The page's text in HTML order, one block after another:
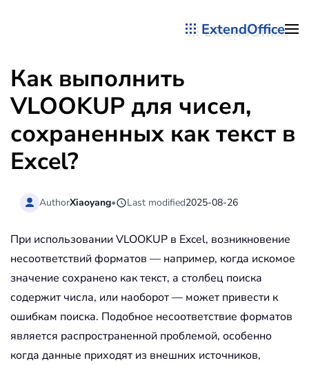
ExtendOffice
Как выполнить
VLOOKUP для чисел,
сохраненных как текст в
Excel?
AuthorXiaoyang• Last modified2025-08-26
При использовании VLOOKUP в Excel, возникновение
несоответствий форматов — например, когда искомое
значение сохранено как текст, а столбец поиска
содержит числа, или наоборот — может привести к
ошибкам поиска. Подобное несоответствие форматов
является распространенной проблемой, особенно
когда данные приходят из внешних источников,